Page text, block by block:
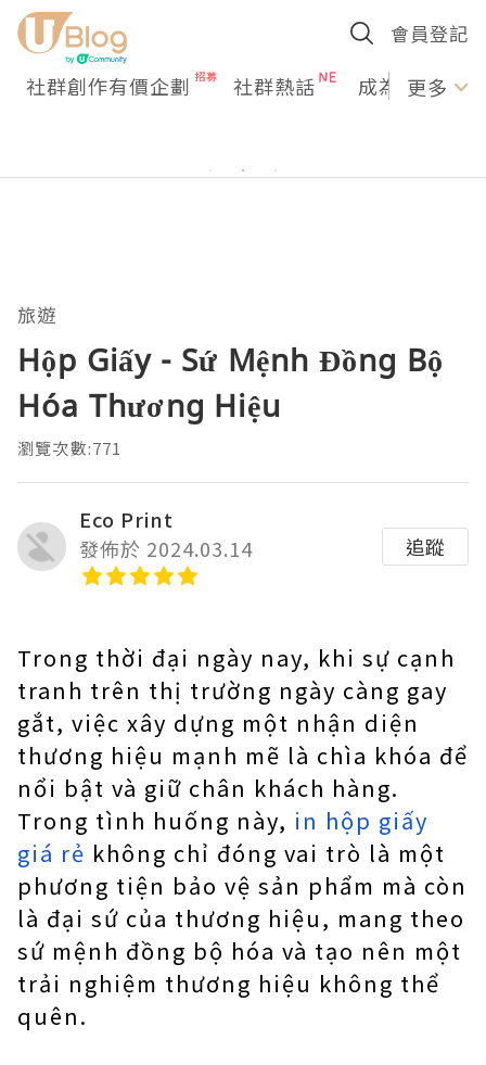
會員登記
社群創作有價企劃 社群熱話 成為U更多
旅遊
Hộp Giấy - Sứ Mệnh Đồng Bộ
Hóa Thương Hiệu
瀏覽次數:771
Eco Print
發佈於 2024.03.14
追蹤
Trong thời đại ngày nay, khi sự cạnh
tranh trên thị trường ngày càng gay
gắt, việc xây dựng một nhận diện
thương hiệu mạnh mẽ là chìa khóa để
nổi bật và giữ chân khách hàng.
Trong tình huống này, in hộp giấy
giá rẻ không chỉ đóng vai trò là một
phương tiện bảo vệ sản phẩm mà còn
là đại sứ của thương hiệu, mang theo
sứ mệnh đồng bộ hóa và tạo nên một
trải nghiệm thương hiệu không thể
quên.